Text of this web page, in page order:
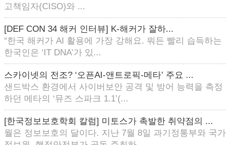
고책임자(CISO)와 ...
[DEF CON 34 해커 인터뷰] K-해커가 잘하...
“한국 해커가 AI 활용에 가장 강해요. 뭐든 빨리 습득하는
한국인은 ‘IT DNA’가 있...
스카이넷의 전조? ‘오픈AI-앤트로픽-메타’ 주요 ...
샌드박스 환경에서 사이버보안 공격 및 방어 능력을 측정
하던 메타의 ‘뮤즈 스파크 1.1’(...
[한국정보보호학회 칼럼] 미토스가 촉발한 취약점의 ...
월은 정보보호의 달이다. 지난 7월 8일 과기정통부와 국가